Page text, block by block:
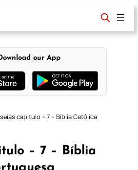
our App
capitulo – 7 – Bíblia Católica
– 7 – Bíblia